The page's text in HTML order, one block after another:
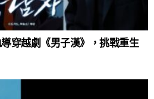
穿越劇《男子漢》，挑戰重生